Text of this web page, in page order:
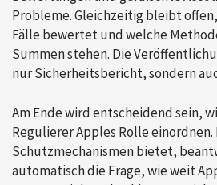
Probleme. Gleichzeitig bleibt
Fälle bewertet und welche
Summen stehen. Die
nur Sicherheitsbericht, sondern
Am Ende wird entscheidend sein,
Regulierer Apples Rolle einordnen.
Schutzmechanismen bietet,
automatisch die Frage, wie weit